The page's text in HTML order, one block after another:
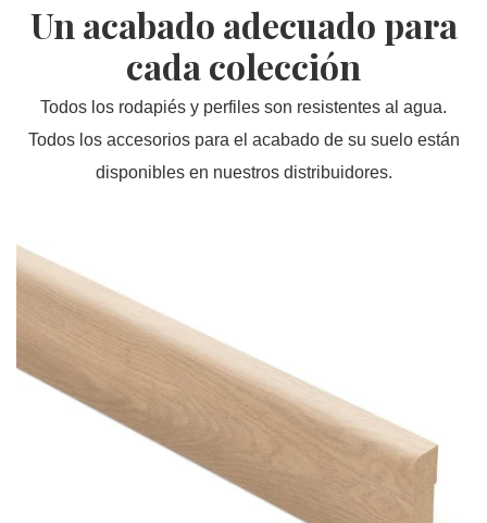
Un acabado adecuado para
cada colección
Todos los rodapiés y perfiles son resistentes al agua.
Todos los accesorios para el acabado de su suelo están
disponibles en nuestros distribuidores.